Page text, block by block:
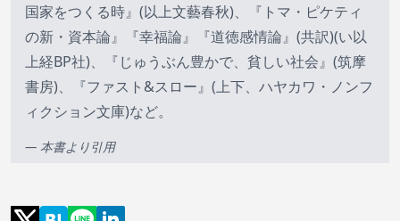
国家をつくる時』(以上文藝春秋)、『トマ・ピケティ
の新・資本論』『幸福論』『道徳感情論』(共訳)(い以
上経BP社)、『じゅうぶん豊かで、貧しい社会』(筑摩
書房)、『ファスト&スロー』(上下、ハヤカワ・ノンフ
ィクション文庫)など。
— 本書より引用